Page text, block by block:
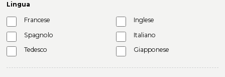
Lingua
Francese
Inglese
Spagnolo
Italiano
Tedesco
Giapponese